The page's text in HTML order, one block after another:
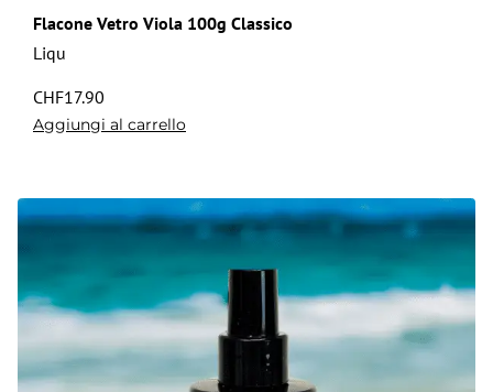
Flacone Vetro Viola 100g Classico
Liqu
CHF17.90
Aggiungi al carrello